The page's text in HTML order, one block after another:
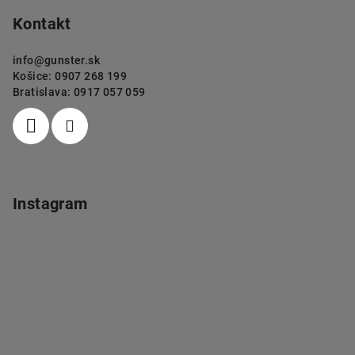
Kontakt
info@gunster.sk
Košice: 0907 268 199
Bratislava: 0917 057 059
Instagram